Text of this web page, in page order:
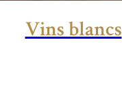
Vins blancs